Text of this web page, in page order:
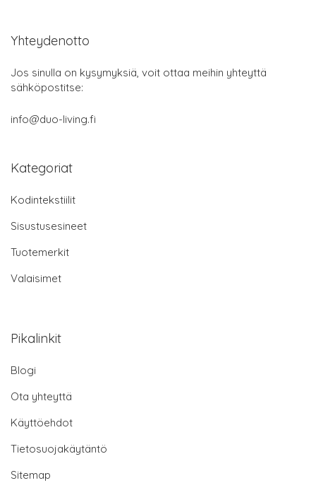
Yhteydenotto
Jos sinulla on kysymyksiä, voit ottaa meihin yhteyttä
sähköpostitse:
info@duo-living.fi
Kategoriat
Kodintekstiilit
Sisustusesineet
Tuotemerkit
Valaisimet
Pikalinkit
Blogi
Ota yhteyttä
Käyttöehdot
Tietosuojakäytäntö
Sitemap